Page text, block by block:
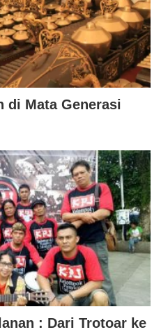
di Mata Generasi
: Dari Trotoar ke